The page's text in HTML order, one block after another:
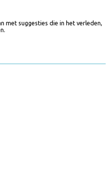
van de internetsite / e-
op een gratis jaarabonnement op